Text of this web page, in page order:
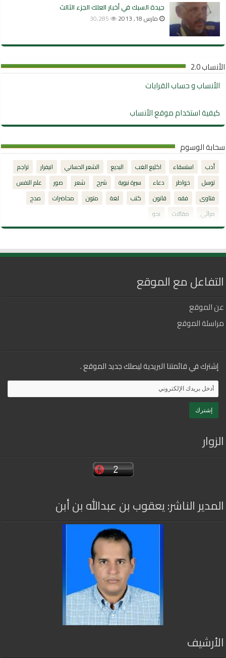
جيدة السبك في أخبار العلك الجزء الثالث
مارس 18, 2013 30,285
الأنساب 2.0
الأنساب و حساب القرابات
كيفية استخدام موقع الأنساب
سحابة الوسوم
أدب استسقاء اكليع الغب البديع الشعر الحساني انيفرار
تراجم
توسل
خواطر دعاء سيرة نبوية شرح شعر صور
علم النفس
فتاوى
فقه قانون كتب لغة متون محاضرات
مدح
مراثي
مقالات نحو
التفاعل مع الموقع
عن الموقع
مراسلة الموقع
إشترك في قائمتنا البريدية ليصلك جديد الموقع .
الزوار
المدير الناشر: يعقوب بن عبدالله بن أبن
الأرشيف